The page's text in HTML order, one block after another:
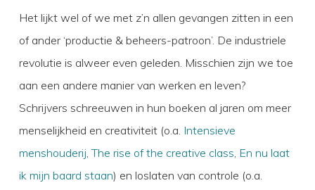
Het lijkt wel of we met z’n allen gevangen zitten in een
of ander ‘productie & beheers-patroon’. De industriele
revolutie is alweer even geleden. Misschien zijn we toe
aan een andere manier van werken en leven?
Schrijvers schreeuwen in hun boeken al jaren om meer
menselijkheid en creativiteit (o.a. Intensieve
menshouderij,The rise of the creative class, En nu laat
ik mijn baard staan) en loslaten van controle (o.a.